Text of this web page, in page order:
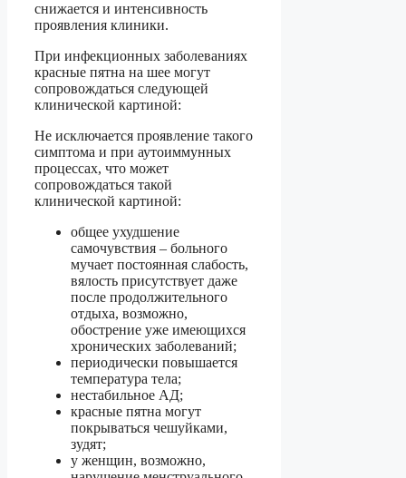
снижается и интенсивность
проявления клиники.
При инфекционных заболеваниях
красные пятна на шее могут
сопровождаться следующей
клинической картиной:
Не исключается проявление такого
симптома и при аутоиммунных
процессах, что может
сопровождаться такой
клинической картиной:
общее ухудшение
самочувствия – больного
мучает постоянная слабость,
вялость присутствует даже
после продолжительного
отдыха, возможно,
обострение уже имеющихся
хронических заболеваний;
периодически повышается
температура тела;
нестабильное АД;
красные пятна могут
покрываться чешуйками,
зудят;
у женщин, возможно,